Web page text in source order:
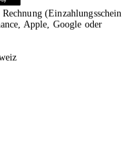
(Einzahlungsschein
Apple, Google oder